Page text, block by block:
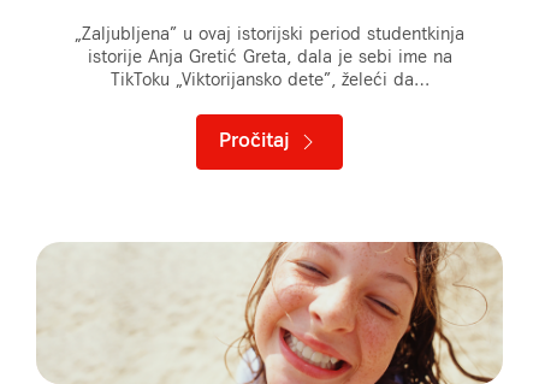
„Zaljubljena” u ovaj istorijski period studentkinja
istorije Anja Gretić Greta, dala je sebi ime na
TikToku „Viktorijansko dete”, želeći da…
Pročitaj